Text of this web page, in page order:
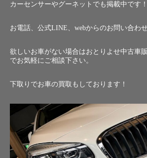
カーセンサーやグーネットでも掲載中です！
お電話、公式LINE、webからのお問い合わ
欲しいお車がない場合はおとりよせ中古車
でお気軽にご相談下さい。
下取りでお車の買取もしております！